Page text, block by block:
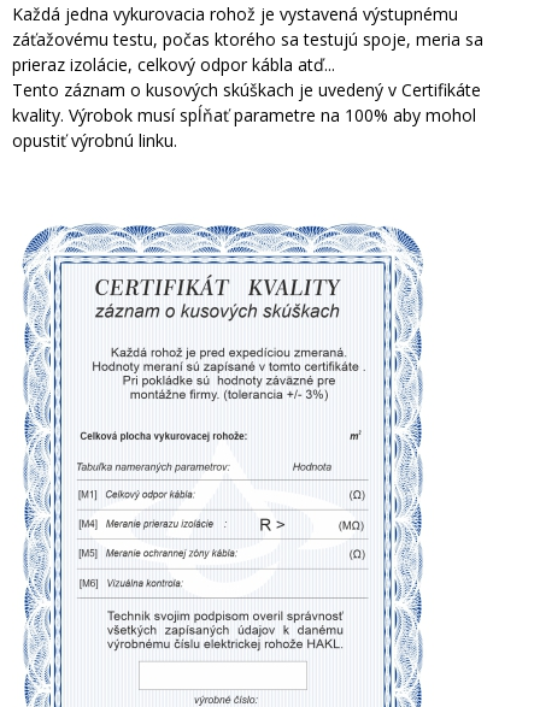
Každá jedna vykurovacia rohož je vystavená výstupnému
záťažovému testu, počas ktorého sa testujú spoje, meria sa
prieraz izolácie, celkový odpor kábla atď...
Tento záznam o kusových skúškach je uvedený v Certifikáte
kvality. Výrobok musí spĺňať parametre na 100% aby mohol
opustiť výrobnú linku.